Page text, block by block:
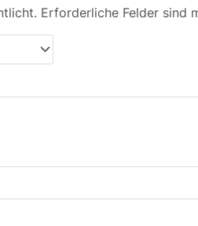
Erforderliche Felder sind